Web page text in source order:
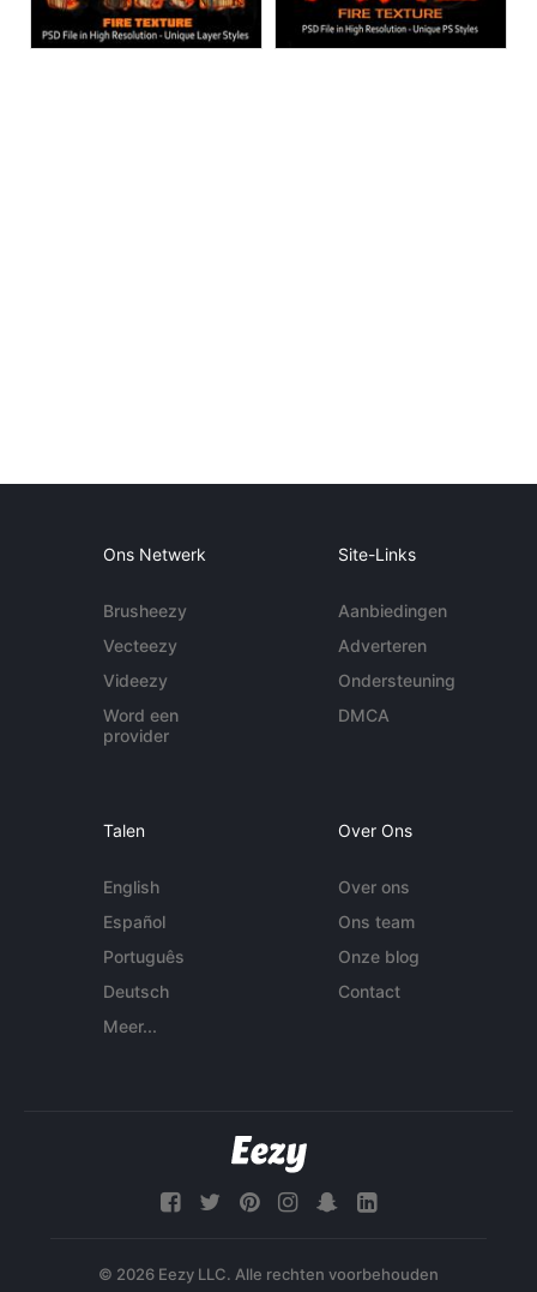
Ons Netwerk
Brusheezy
Vecteezy
Videezy
Word een
provider
Site-Links
Aanbiedingen
Adverteren
Ondersteuning
DMCA
Talen
English
Español
Português
Deutsch
Meer...
Over Ons
Over ons
Ons team
Onze blog
Contact
© 2026 Eezy LLC. Alle rechten voorbehouden